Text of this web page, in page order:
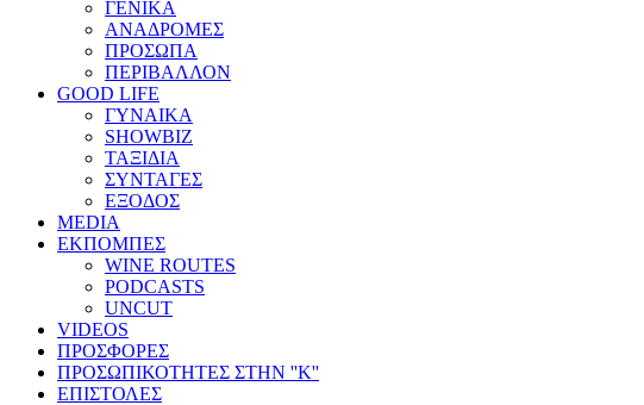
ΓΕΝΙΚΑ
ΑΝΑΔΡΟΜΕΣ
ΠΡΟΣΩΠΑ
ΠΕΡΙΒΑΛΛΟΝ
GOOD LIFE
ΓΥΝΑΙΚΑ
SHOWBIZ
ΤΑΞΙΔΙΑ
ΣΥΝΤΑΓΕΣ
ΕΞΟΔΟΣ
MEDIA
ΕΚΠΟΜΠΕΣ
WINE ROUTES
PODCASTS
UNCUT
VIDEOS
ΠΡΟΣΦΟΡΕΣ
ΠΡΟΣΩΠΙΚΟΤΗΤΕΣ ΣΤΗΝ ''Κ''
ΕΠΙΣΤΟΛΕΣ